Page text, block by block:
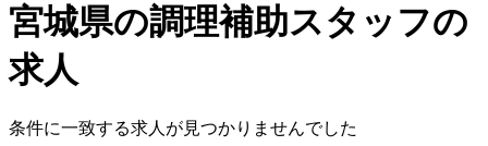
宮城県の調理補助スタッフの
求人
条件に一致する求人が見つかりませんでした